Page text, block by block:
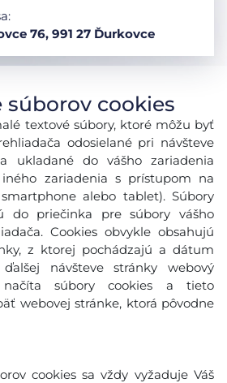
76, 991 27 Ďurkovce
súborov cookies
textové súbory, ktoré môžu byť
odosielané pri návšteve
ukladané do vášho zariadenia
zariadenia s prístupom na
alebo tablet). Súbory
do priečinka pre súbory vášho
Cookies obvykle obsahujú
z ktorej pochádzajú a dátum
návšteve stránky webový
načíta súbory cookies a tieto
webovej stránke, ktorá pôvodne
cookies sa vždy vyžaduje Váš